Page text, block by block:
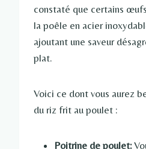
constaté que certains
la poêle en acier
ajoutant une saveur
plat.
Voici ce dont vous aurez
du riz frit au poulet :
Poitrine de poulet: